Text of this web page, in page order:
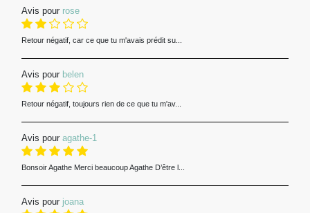
Avis pour rose
Retour négatif, car ce que tu m'avais prédit su...
Avis pour belen
Retour négatif, toujours rien de ce que tu m'av...
Avis pour agathe-1
Bonsoir Agathe Merci beaucoup Agathe D’être l...
Avis pour joana